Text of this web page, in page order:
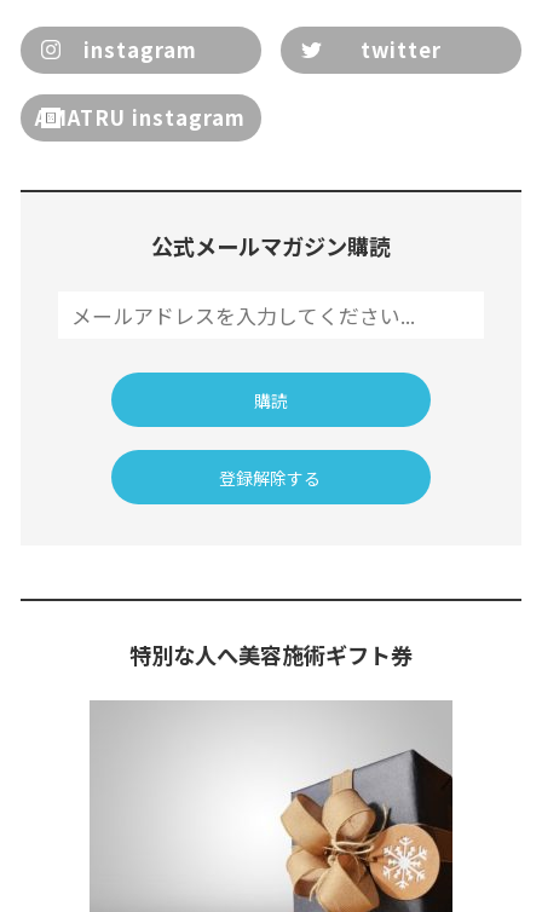
instagram twitter
AMATRU instagram
公式メールマガジン購読
特別な人へ美容施術ギフト券